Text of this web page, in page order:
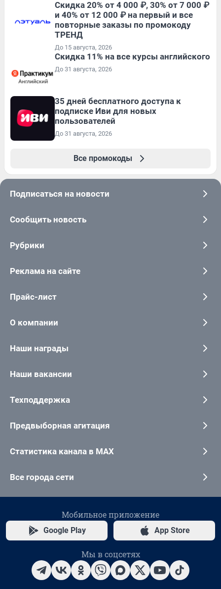
Скидка 20% от 4 000 ₽, 30% от 7 000 ₽
и 40% от 12 000 ₽ на первый и все
повторные заказы по промокоду
ТРЕНД
До 15 августа, 2026
Скидка 11% на все курсы английского
До 31 августа, 2026
35 дней бесплатного доступа к
подписке Иви для новых
пользователей
До 31 августа, 2026
Все промокоды
Подписаться на новости
Сообщить новость
Рубрики
Реклама на сайте
Прайс-лист
О компании
Наши награды
Наши вакансии
Техподдержка
Предвыборная агитация
Статистика канала в MAX
Все города сети
Мобильное приложение
Google Play App Store
Мы в соцсетях